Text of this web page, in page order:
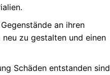
an ihren
zu gestalten und einen
Schäden entstanden sind